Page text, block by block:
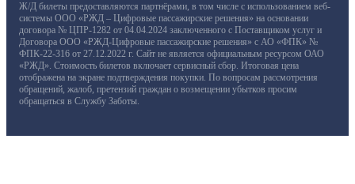
Ж/Д билеты предоставляются партнёрами, в том числе с использованием веб-
системы ООО «РЖД – Цифровые пассажирские решения» на основании
договора № ЦПР-1282 от 04.04.2024 заключенного с Поставщиком услуг и
Договора ООО «РЖД-Цифровые пассажирские решения» с АО «ФПК» №
ФПК-22-316 от 27.12.2022 г. Сайт не является официальным ресурсом ОАО
«РЖД». Стоимость билетов включает сервисный сбор. Итоговая цена
отображена на экране подтверждения покупки. По вопросам рассмотрения
обращений, жалоб, претензий граждан о возмещении убытков просим
обращаться в Службу Заботы.